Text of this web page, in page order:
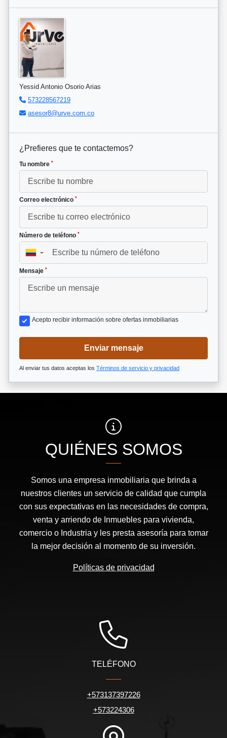
Yessid Antonio Osorio Arias
573228567219
asesor8@urve.com.co
¿Prefieres que te contactemos?
Tu nombre *
Correo electrónico *
Número de teléfono *
▼
Mensaje *
Acepto recibir información sobre ofertas inmobiliarias
Enviar mensaje
Al enviar tus datos aceptas los Términos de servicio y privacidad
QUIÉNES SOMOS
Somos una empresa inmobiliaria que brinda a
nuestros clientes un servicio de calidad que cumpla
con sus expectativas en las necesidades de compra,
venta y arriendo de Inmuebles para vivienda,
comercio o Industria y les presta asesoría para tomar
la mejor decisión al momento de su inversión.
Políticas de privacidad
TELÉFONO
+573137397226
+573224306